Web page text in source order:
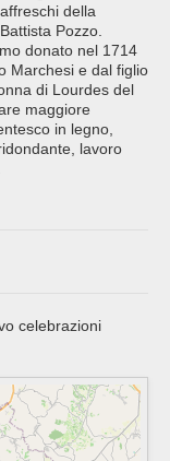
della
Pozzo.
donato nel 1714
Marchesi e dal figlio
di Lourdes del
maggiore
in legno,
lavoro
celebrazioni